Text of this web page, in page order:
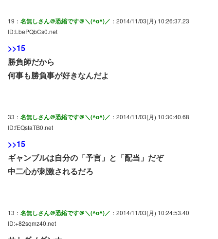
19： 名無しさん＠恐縮です＠＼(^o^)／ ：2014/11/03(月) 10:26:37.23
ID:LbePQbCs0.net
>>15
勝負師だから
何事も勝負事が好きなんだよ
33： 名無しさん＠恐縮です＠＼(^o^)／ ：2014/11/03(月) 10:30:40.68
ID:fEQsfaTB0.net
>>15
ギャンブルは自分の「予言」と「配当」だぞ
中二心が刺激されるだろ
13： 名無しさん＠恐縮です＠＼(^o^)／ ：2014/11/03(月) 10:24:53.40
ID:+82sqmz40.net